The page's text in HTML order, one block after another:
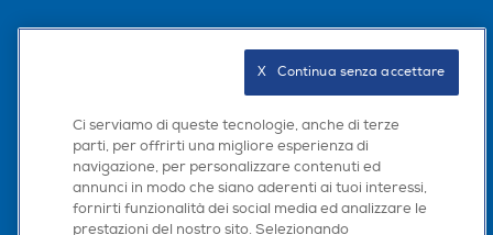
Scarica la nostra app
Ci serviamo di queste tecnologie, anche di terze
parti, per offrirti una migliore esperienza di
navigazione, per personalizzare contenuti ed
annunci in modo che siano aderenti ai tuoi interessi,
fornirti funzionalità dei social media ed analizzare le
prestazioni del nostro sito. Selezionando
X   Continua senza accettare